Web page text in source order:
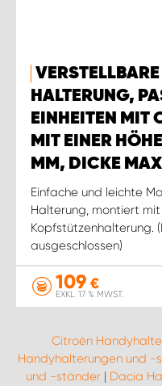
HALTERUNG,
EINHEITEN MIT
MIT EINER
MM, DICKE
Einfache und leichte
Halterung, montiert
Kopfstützenhalterung.
ausgeschlossen)
109 €
EXKL. 17 % MWST.
Citroën
Handyhalterungen und -
und -ständer | Dacia